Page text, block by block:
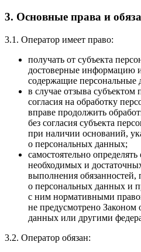
3. Основные права и
3.1. Оператор имеет право:
получать от субъекта
достоверные информацию
содержащие персональные
в случае отзыва
согласия на обработку
вправе продолжить
без согласия субъекта
при наличии оснований,
о персональных данных;
самостоятельно
необходимых и
выполнения
о персональных данных и
с ним нормативными
не предусмотрено Законом
данных или другими
3.2. Оператор обязан: